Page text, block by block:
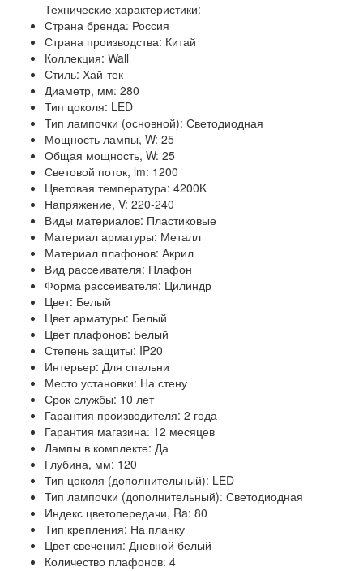
Технические характеристики:
Страна бренда: Россия
Страна производства: Китай
Коллекция: Wall
Стиль: Хай-тек
Диаметр, мм: 280
Тип цоколя: LED
Тип лампочки (основной): Светодиодная
Мощность лампы, W: 25
Общая мощность, W: 25
Световой поток, lm: 1200
Цветовая температура: 4200K
Напряжение, V: 220-240
Виды материалов: Пластиковые
Материал арматуры: Металл
Материал плафонов: Акрил
Вид рассеивателя: Плафон
Форма рассеивателя: Цилиндр
Цвет: Белый
Цвет арматуры: Белый
Цвет плафонов: Белый
Степень защиты: IP20
Интерьер: Для спальни
Место установки: На стену
Срок службы: 10 лет
Гарантия производителя: 2 года
Гарантия магазина: 12 месяцев
Лампы в комплекте: Да
Глубина, мм: 120
Тип цоколя (дополнительный): LED
Тип лампочки (дополнительный): Светодиодная
Индекс цветопередачи, Ra: 80
Тип крепления: На планку
Цвет свечения: Дневной белый
Количество плафонов: 4